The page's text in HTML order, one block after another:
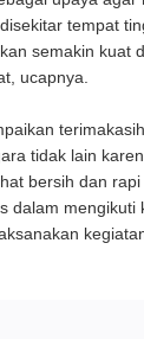
tempat
semakin kuat
ucapnya.
tidak lain
bersih dan
dalam mengikuti